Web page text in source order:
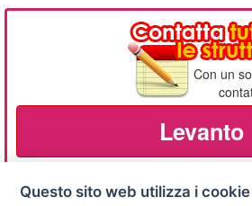
Con un
Levanto
Questo sito web utilizza i cookie